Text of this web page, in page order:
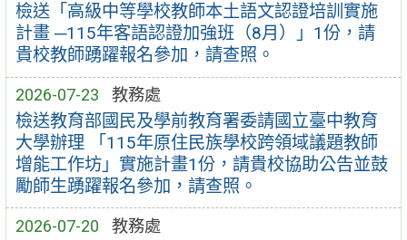
檢送「高級中等學校教師本土語文認證培訓實施
計畫 ─115年客語認證加強班（8月）」1份，請
貴校教師踴躍報名參加，請查照。
2026-07-23 教務處
檢送教育部國民及學前教育署委請國立臺中教育
大學辦理 「115年原住民族學校跨領域議題教師
增能工作坊」實施計畫1份，請貴校協助公告並鼓
勵師生踴躍報名參加，請查照。
2026-07-20 教務處